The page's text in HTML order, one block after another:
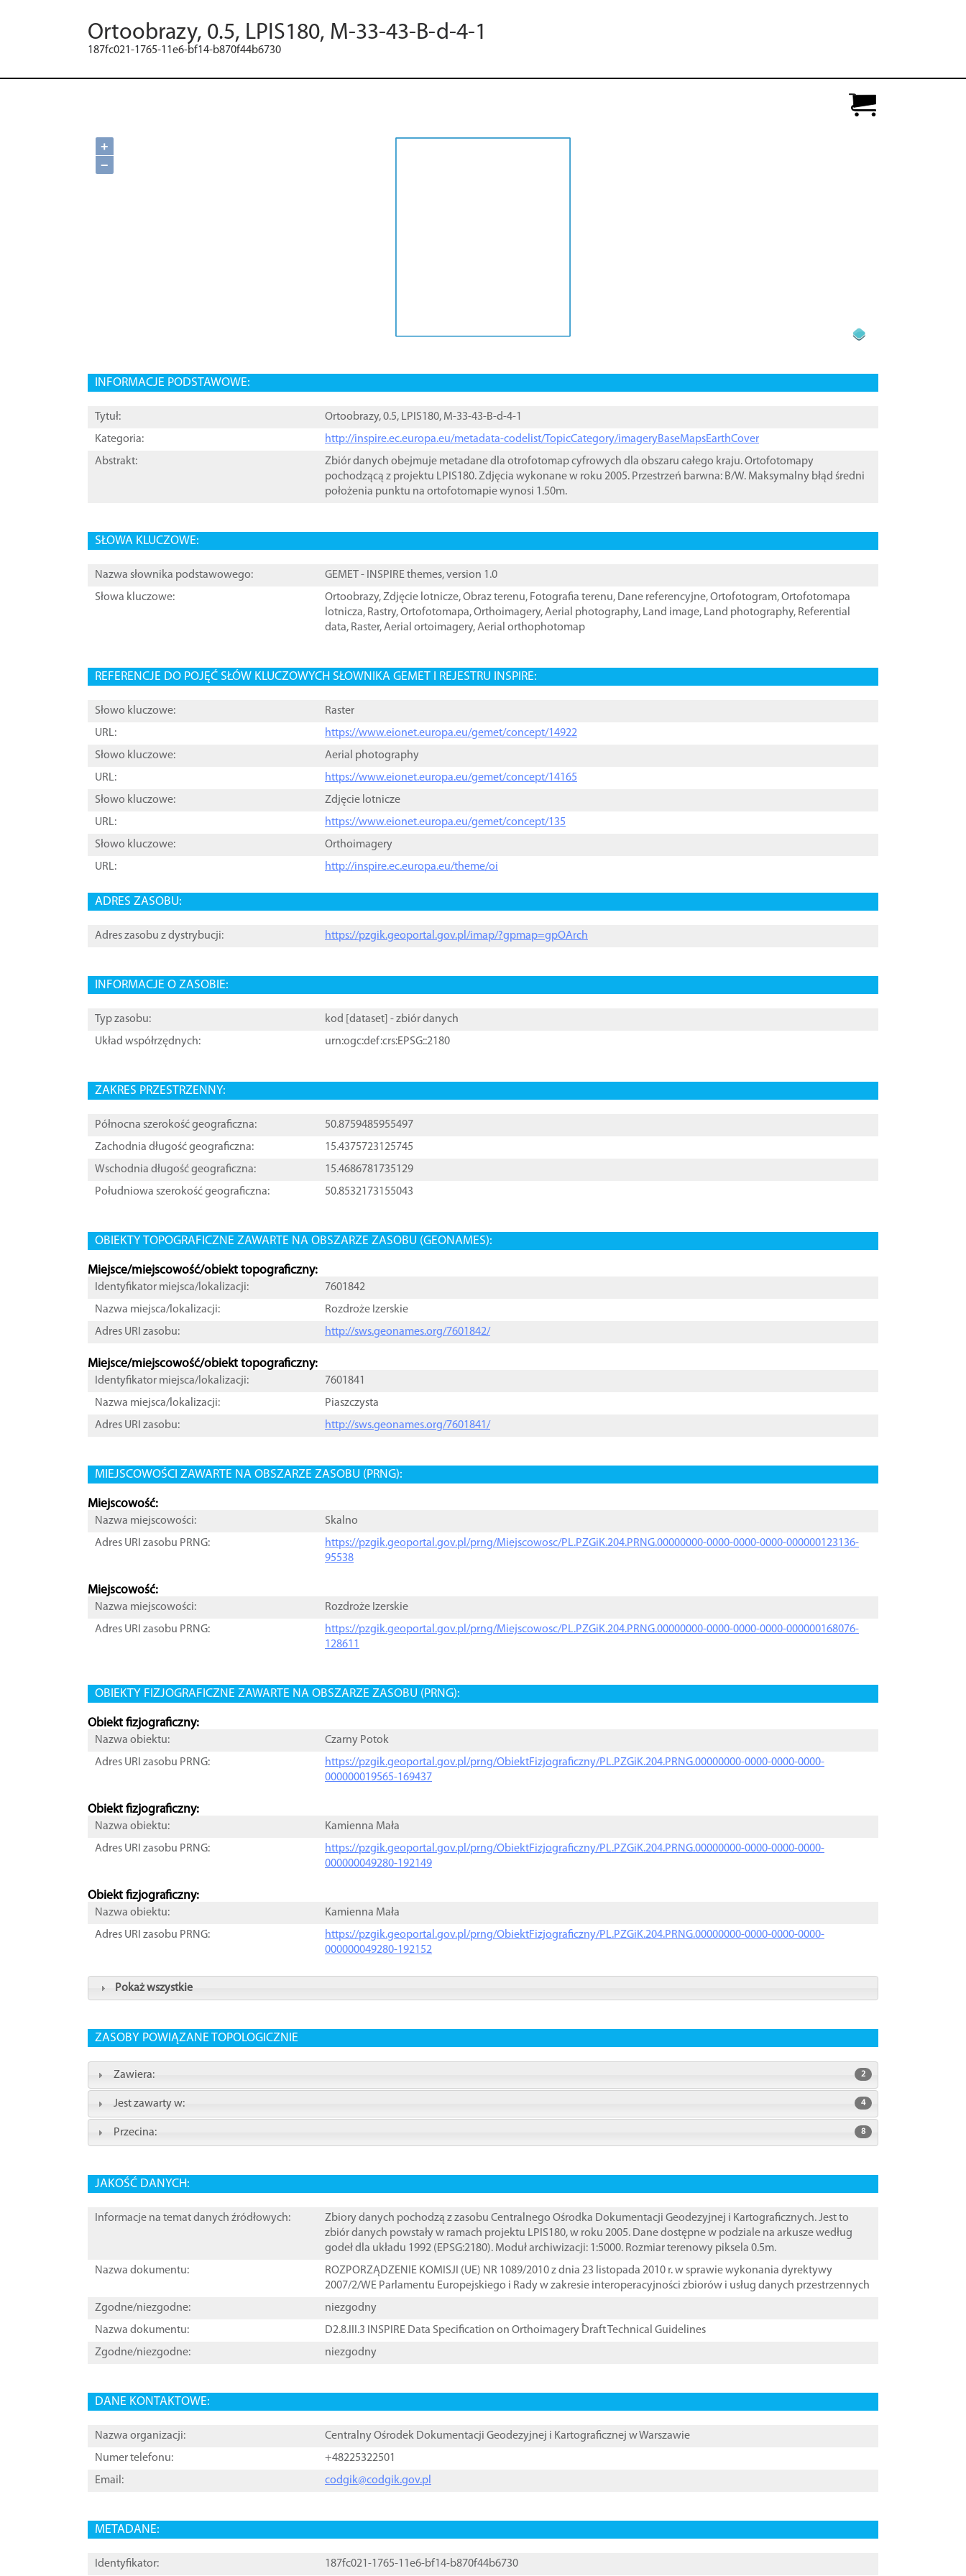
Ortoobrazy, 0.5, LPIS180, M-33-43-B-d-4-1
187fc021-1765-11e6-bf14-b870f44b6730
+
−
INFORMACJE PODSTAWOWE:
Tytuł:
Ortoobrazy, 0.5, LPIS180, M-33-43-B-d-4-1
Kategoria:
http://inspire.ec.europa.eu/metadata-codelist/TopicCategory/imageryBaseMapsEarthCover
Abstrakt:
Zbiór danych obejmuje metadane dla otrofotomap cyfrowych dla obszaru całego kraju. Ortofotomapy
pochodzącą z projektu LPIS180. Zdjęcia wykonane w roku 2005. Przestrzeń barwna: B/W. Maksymalny błąd średni
położenia punktu na ortofotomapie wynosi 1.50m.
SŁOWA KLUCZOWE:
Nazwa słownika podstawowego:
GEMET - INSPIRE themes, version 1.0
Słowa kluczowe:
Ortoobrazy,Zdjęcie lotnicze,Obraz terenu, Fotografia terenu, Dane referencyjne,Ortofotogram,Ortofotomapa
lotnicza, Rastry,Ortofotomapa,Orthoimagery,Aerial photography, Land image, Land photography, Referential
data, Raster,Aerial ortoimagery,Aerial orthophotomap
REFERENCJE DO POJĘĆ SŁÓW KLUCZOWYCH SŁOWNIKA GEMET I REJESTRU INSPIRE:
Słowo kluczowe:
Raster
URL:
https://www.eionet.europa.eu/gemet/concept/14922
Słowo kluczowe:
Aerial photography
URL:
https://www.eionet.europa.eu/gemet/concept/14165
Słowo kluczowe:
Zdjęcie lotnicze
URL:
https://www.eionet.europa.eu/gemet/concept/135
Słowo kluczowe:
Orthoimagery
URL:
http://inspire.ec.europa.eu/theme/oi
ADRES ZASOBU:
Adres zasobu z dystrybucji: https://pzgik.geoportal.gov.pl/imap/?gpmap=gpOArch
INFORMACJE O ZASOBIE:
Typ zasobu: kod [ dataset ] - zbiór danych
Układ współrzędnych:
urn:ogc:def:crs:EPSG::2180
ZAKRES PRZESTRZENNY:
Północna szerokość geograficzna:
50.8759485955497
Zachodnia długość geograficzna:
15.4375723125745
Wschodnia długość geograficzna:
15.4686781735129
Południowa szerokość geograficzna:
50.8532173155043
OBIEKTY TOPOGRAFICZNE ZAWARTE NA OBSZARZE ZASOBU (GEONAMES):
Miejsce/miejscowość/obiekt topograficzny:
Identyfikator miejsca/lokalizacji:
7601842
Nazwa miejsca/lokalizacji:
Rozdroże Izerskie
Adres URI zasobu:
http://sws.geonames.org/7601842/
Miejsce/miejscowość/obiekt topograficzny:
Identyfikator miejsca/lokalizacji:
7601841
Nazwa miejsca/lokalizacji:
Piaszczysta
Adres URI zasobu:
http://sws.geonames.org/7601841/
MIEJSCOWOŚCI ZAWARTE NA OBSZARZE ZASOBU (PRNG):
Miejscowość:
Nazwa miejscowości:
Skalno
Adres URI zasobu PRNG:
https://pzgik.geoportal.gov.pl/prng/Miejscowosc/PL.PZGiK.204.PRNG.00000000-0000-0000-0000-000000123136-
95538
Miejscowość:
Nazwa miejscowości:
Rozdroże Izerskie
Adres URI zasobu PRNG:
https://pzgik.geoportal.gov.pl/prng/Miejscowosc/PL.PZGiK.204.PRNG.00000000-0000-0000-0000-000000168076-
128611
OBIEKTY FIZJOGRAFICZNE ZAWARTE NA OBSZARZE ZASOBU (PRNG):
Obiekt fizjograficzny:
Nazwa obiektu:
Czarny Potok
Adres URI zasobu PRNG:
https://pzgik.geoportal.gov.pl/prng/ObiektFizjograficzny/PL.PZGiK.204.PRNG.00000000-0000-0000-0000-
000000019565-169437
Obiekt fizjograficzny:
Nazwa obiektu:
Kamienna Mała
Adres URI zasobu PRNG:
https://pzgik.geoportal.gov.pl/prng/ObiektFizjograficzny/PL.PZGiK.204.PRNG.00000000-0000-0000-0000-
000000049280-192149
Obiekt fizjograficzny:
Nazwa obiektu:
Kamienna Mała
Adres URI zasobu PRNG:
https://pzgik.geoportal.gov.pl/prng/ObiektFizjograficzny/PL.PZGiK.204.PRNG.00000000-0000-0000-0000-
000000049280-192152
Pokaż wszystkie
ZASOBY POWIĄZANE TOPOLOGICZNIE
Zawiera: 2
Jest zawarty w: 4
Przecina: 8
JAKOŚĆ DANYCH:
Informacje na temat danych źródłowych:
Zbiory danych pochodzą z zasobu Centralnego Ośrodka Dokumentacji Geodezyjnej i Kartograficznych. Jest to
zbiór danych powstały w ramach projektu LPIS180, w roku 2005. Dane dostępne w podziale na arkusze według
godeł dla układu 1992 (EPSG:2180). Moduł archiwizacji: 1:5000. Rozmiar terenowy piksela 0.5m.
Nazwa dokumentu:
ROZPORZĄDZENIE KOMISJI (UE) NR 1089/2010 z dnia 23 listopada 2010 r. w sprawie wykonania dyrektywy
2007/2/WE Parlamentu Europejskiego i Rady w zakresie interoperacyjności zbiorów i usług danych przestrzennych
Zgodne/niezgodne:
niezgodny
Nazwa dokumentu:
D2.8.III.3 INSPIRE Data Specification on Orthoimagery ֠Draft Technical Guidelines
Zgodne/niezgodne:
niezgodny
DANE KONTAKTOWE:
Nazwa organizacji:
Centralny Ośrodek Dokumentacji Geodezyjnej i Kartograficznej w Warszawie
Numer telefonu:
+48225322501
Email:
codgik@codgik.gov.pl
METADANE:
Identyfikator: 187fc021-1765-11e6-bf14-b870f44b6730